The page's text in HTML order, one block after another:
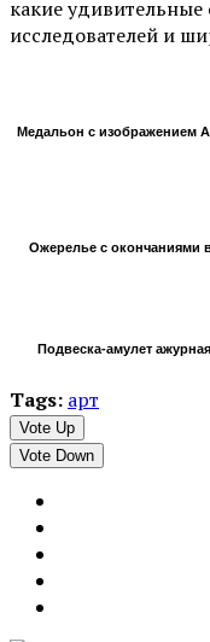
какие
исследователей и
Медальон с изображением
Ожерелье с окончаниями
Подвеска-амулет
Tags: арт
Vote Up
Vote Down